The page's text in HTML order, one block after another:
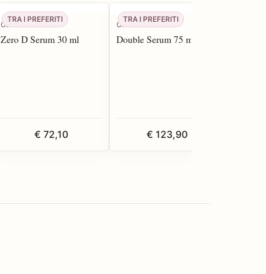
TRA I PREFERITI
CBN
Zero D Serum 30 ml
€ 72,10
TRA I PREFERITI
Clarins
Double Serum 75 ml
€ 123,90